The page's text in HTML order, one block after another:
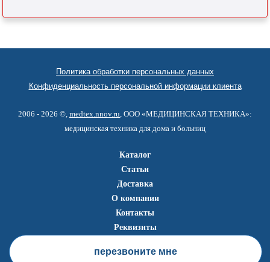
Политика обработки персональных данных
Конфиденциальность персональной информации клиента
2006 - 2026 ©, medtex.nnov.ru , ООО «МЕДИЦИНСКАЯ ТЕХНИКА»:
медицинская техника для дома и больниц
Каталог
Статьи
Доставка
О компании
Контакты
Реквизиты
перезвоните мне